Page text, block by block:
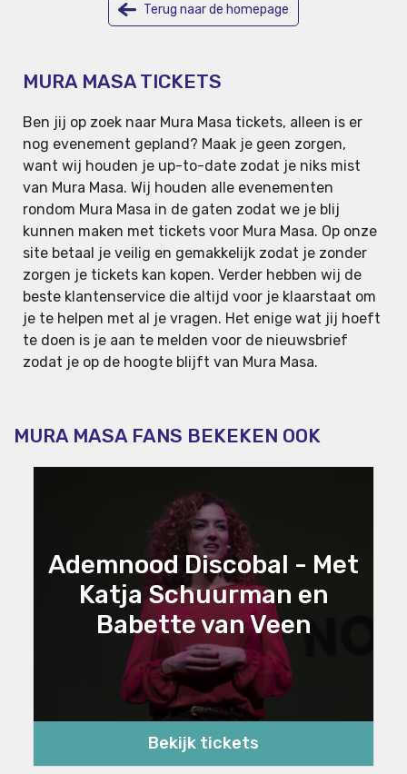
Terug naar de homepage
MURA MASA TICKETS
Ben jij op zoek naar Mura Masa tickets, alleen is er
nog evenement gepland? Maak je geen zorgen,
want wij houden je up-to-date zodat je niks mist
van Mura Masa. Wij houden alle evenementen
rondom Mura Masa in de gaten zodat we je blij
kunnen maken met tickets voor Mura Masa. Op onze
site betaal je veilig en gemakkelijk zodat je zonder
zorgen je tickets kan kopen. Verder hebben wij de
beste klantenservice die altijd voor je klaarstaat om
je te helpen met al je vragen. Het enige wat jij hoeft
te doen is je aan te melden voor de nieuwsbrief
zodat je op de hoogte blijft van Mura Masa.
MURA MASA FANS BEKEKEN OOK
Ademnood Discobal - Met
Katja Schuurman en
Babette van Veen
Bekijk tickets